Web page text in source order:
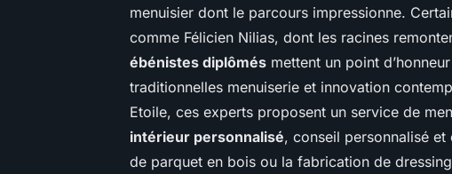
menuisier dont le parcours impressionne.
comme Félicien Nilias, dont les racines
ébénistes diplômés mettent un point
traditionnelles menuiserie et innovation
Etoile, ces experts proposent un service de
intérieur personnalisé, conseil personnalisé
de parquet en bois ou la fabrication de